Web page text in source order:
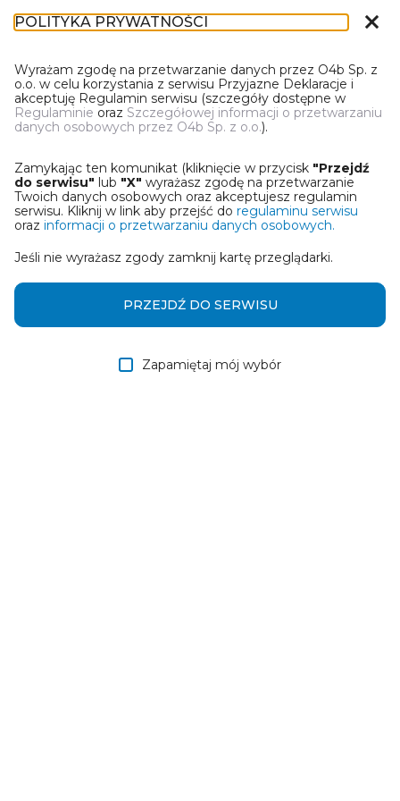
WYBIERZ JEDNĄ Z OPCJI
Utwórz informację z wykorzystaniem kreatora online
Przywróć ostatnią informację
Wczytaj informację z pliku roboczego DEK
w formie pliku roboczego DEK
POLITYKA PRYWATNOŚCI close
Wyrażam zgodę na przetwarzanie danych przez O4b Sp. z
o.o. w celu korzystania z serwisu Przyjazne Deklaracje i
akceptuję Regulamin serwisu (szczegóły dostępne w
Regulaminie oraz Szczegółowej informacji o przetwarzaniu
danych osobowych przez O4b Sp. z o.o.).
Zamykając ten komunikat (kliknięcie w przycisk "Przejdź
do serwisu" lub "X" wyrażasz zgodę na przetwarzanie
Twoich danych osobowych oraz akceptujesz regulamin
serwisu. Kliknij w link aby przejść do regulaminu serwisu
oraz informacji o przetwarzaniu danych osobowych.
Jeśli nie wyrażasz zgody zamknij kartę przeglądarki.
Zapamiętaj mój wybór
PRZEJDŹ DO SERWISU